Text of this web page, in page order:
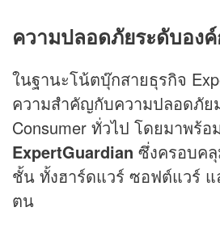
ความปลอดภัยระดับอง
ในฐานะโน้ตบุ๊กสายธุรกิจ
ความสำคัญกับความปลอดภัย
Consumer ทั่วไป โดยมาพร้อ
ExpertGuardian ซึ่งครอบค
ชั้น ทั้งฮาร์ดแวร์ ซอฟต์แวร์
ตน